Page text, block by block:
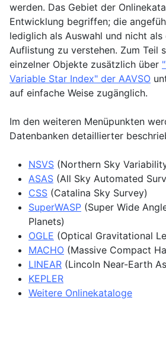
werden. Das Gebiet der
Entwicklung begriffen; die
lediglich als Auswahl und nicht
Auflistung zu verstehen. Zum Teil
einzelner Objekte zusätzlich über
Variable Star Index" der AAVSO
auf einfache Weise zugänglich.
Im den weiteren Menüpunkten
Datenbanken detaillierter
NSVS (Northern Sky
ASAS (All Sky Automated
CSS (Catalina Sky Survey)
SuperWASP (Super Wide
Planets)
OGLE (Optical Gravitational
MACHO (Massive Compact
LINEAR (Lincoln Near-Earth
KEPLER
Weitere Onlinekataloge